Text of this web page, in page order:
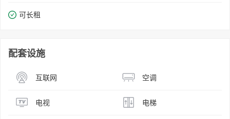
可长租
配套设施
互联网 空调
电视 电梯